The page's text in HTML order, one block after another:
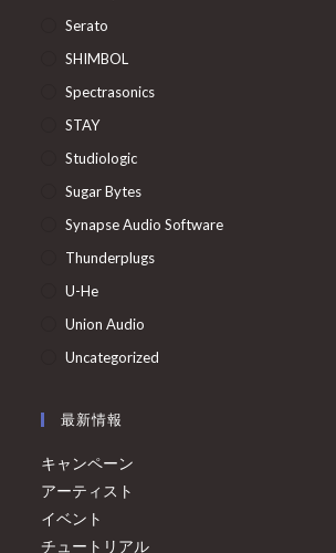
Serato
SHIMBOL
Spectrasonics
STAY
Studiologic
Sugar Bytes
Synapse Audio Software
Thunderplugs
U-He
Union Audio
Uncategorized
最新情報
キャンペーン
アーティスト
イベント
チュートリアル